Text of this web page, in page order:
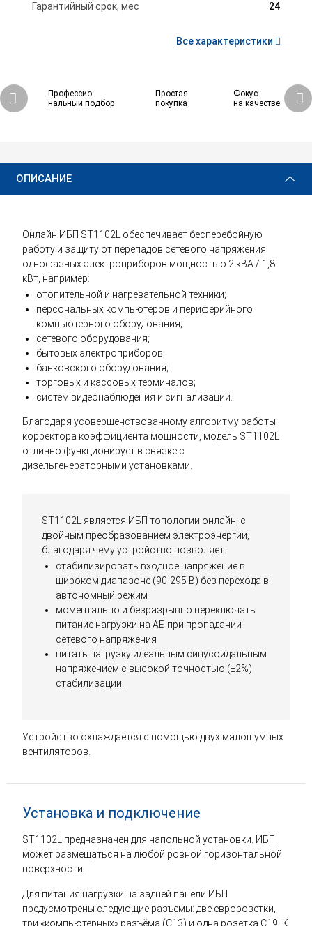
Гарантийный срок, мес
24
Все характеристики
Профессио-
нальный подбор
Простая
покупка
Фокус
на качестве
51 430 ₽ Купить
ОПИСАНИЕ
Онлайн ИБП ST1102L обеспечивает бесперебойную
работу и защиту от перепадов сетевого напряжения
однофазных электроприборов мощностью 2 кВА / 1,8
кВт, например:
отопительной и нагревательной техники;
персональных компьютеров и периферийного
компьютерного оборудования;
сетевого оборудования;
бытовых электроприборов;
банковского оборудования;
торговых и кассовых терминалов;
систем видеонаблюдения и сигнализации.
Благодаря усовершенствованному алгоритму работы
корректора коэффициента мощности, модель ST1102L
отлично функционирует в связке с
дизельгенераторными установками.
ST1102L является ИБП топологии онлайн, с
двойным преобразованием электроэнергии,
благодаря чему устройство позволяет:
стабилизировать входное напряжение в
широком диапазоне (90-295 В) без перехода в
автономный режим
моментально и безразрывно переключать
питание нагрузки на АБ при пропадании
сетевого напряжения
питать нагрузку идеальным синусоидальным
напряжением с высокой точностью (±2%)
стабилизации.
Устройство охлаждается с помощью двух малошумных
вентиляторов.
Установка и подключение
ST1102L предназначен для напольной установки. ИБП
может размещаться на любой ровной горизонтальной
поверхности.
Для питания нагрузки на задней панели ИБП
предусмотрены следующие разъемы: две евророзетки,
три «компьютерных» разъёма (С13) и одна розетка С19. К